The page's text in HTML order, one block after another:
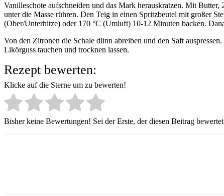
Vanilleschote aufschneiden und das Mark herauskratzen. Mit
unter die Masse rühren. Den Teig in einen Spritzbeutel mit großer
(Ober/Unterhitze) oder 170 °C (Umluft) 10-12 Minuten backen.
Von den Zitronen die Schale dünn abreiben und den Saft
Likörguss tauchen und trocknen lassen.
Rezept bewerten:
Klicke auf die Sterne um zu bewerten!
Bisher keine Bewertungen! Sei der Erste, der diesen Beitrag